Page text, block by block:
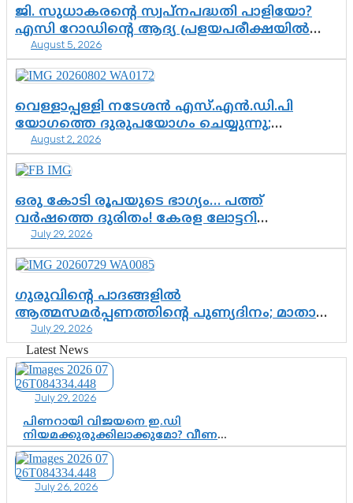
ജി. സുധാകരന്റെ സ്വപ്നപദ്ധതി പാളിയോ?
എസി റോഡിന്റെ ആദ്യ പ്രളയപരീക്ഷയിൽ
ഉയരുന്നത് ഗുരുതര ചോദ്യങ്ങൾ
August 5, 2026
വെള്ളാപ്പള്ളി നടേശൻ എസ്.എൻ.ഡി.പി
യോഗത്തെ ദുരുപയോഗം ചെയ്യുന്നു;
ശ്രീനാരായണ പ്രസ്ഥാനത്തെ കാർന്നുതിന്നുന്ന
വിഷവിത്ത്: ഗോകുലം ഗോപാലൻ
August 2, 2026
ഒരു കോടി രൂപയുടെ ഭാഗ്യം… പത്ത്
വർഷത്തെ ദുരിതം! കേരള ലോട്ടറി
സംവിധാനത്തെ ചോദ്യം ചെയ്ത് കോയയുടെ
പോരാട്ടം
July 29, 2026
ഗുരുവിന്റെ പാദങ്ങളിൽ
ആത്മസമർപ്പണത്തിന്റെ പുണ്യദിനം; മാതാ
അമൃതാനന്ദമയി മഠത്തിൽ ഭക്തിസാന്ദ്രമായി
ഗുരുപൂർണിമ ആഘോഷം
July 29, 2026
Latest News
July 29, 2026
പിണറായി വിജയനെ ഇ.ഡി
നിയമക്കുരുക്കിലാക്കുമോ? വീണ
വിജയൻ മാപ്പുസാക്ഷിയാകുമോ?
കർത്തയുടെ മൊഴി നിർണായക
വഴിത്തിരിവാകുമോ?
July 26, 2026